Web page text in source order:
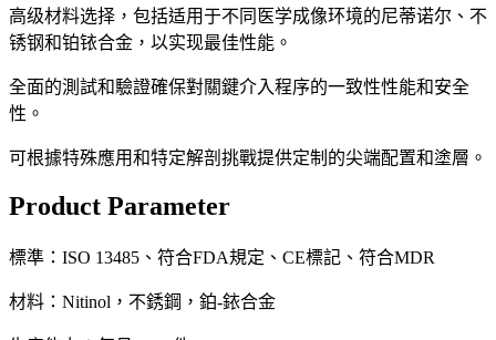
高级材料选择，包括适用于不同医学成像环境的尼蒂诺尔、不
锈钢和铂铱合金，以实现最佳性能。
全面的測試和驗證確保對關鍵介入程序的一致性性能和安全
性。
可根據特殊應用和特定解剖挑戰提供定制的尖端配置和塗層。
Product Parameter
標準：ISO 13485、符合FDA規定、CE標記、符合MDR
材料：Nitinol，不銹鋼，鉑-銥合金